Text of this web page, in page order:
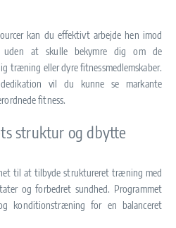
kan du effektivt arbejde hen imod
uden at skulle bekymre dig om de
træning eller dyre fitnessmedlemskaber.
vil du kunne se markante
fitness.
struktur og dbytte
til at tilbyde struktureret træning med
og forbedret sundhed. Programmet
konditionstræning for en balanceret